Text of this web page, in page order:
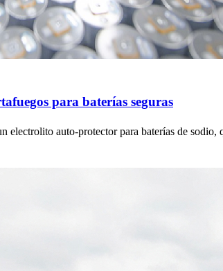
para baterías seguras
electrolito auto-protector para baterías de sodio,